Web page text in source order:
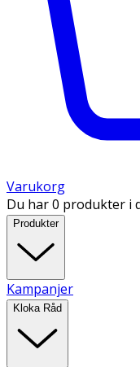
Varukorg
Du har 0 produkter i
Produkter
Kampanjer
Kloka Råd